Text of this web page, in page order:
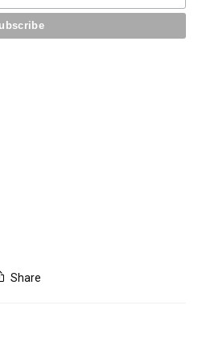
Share